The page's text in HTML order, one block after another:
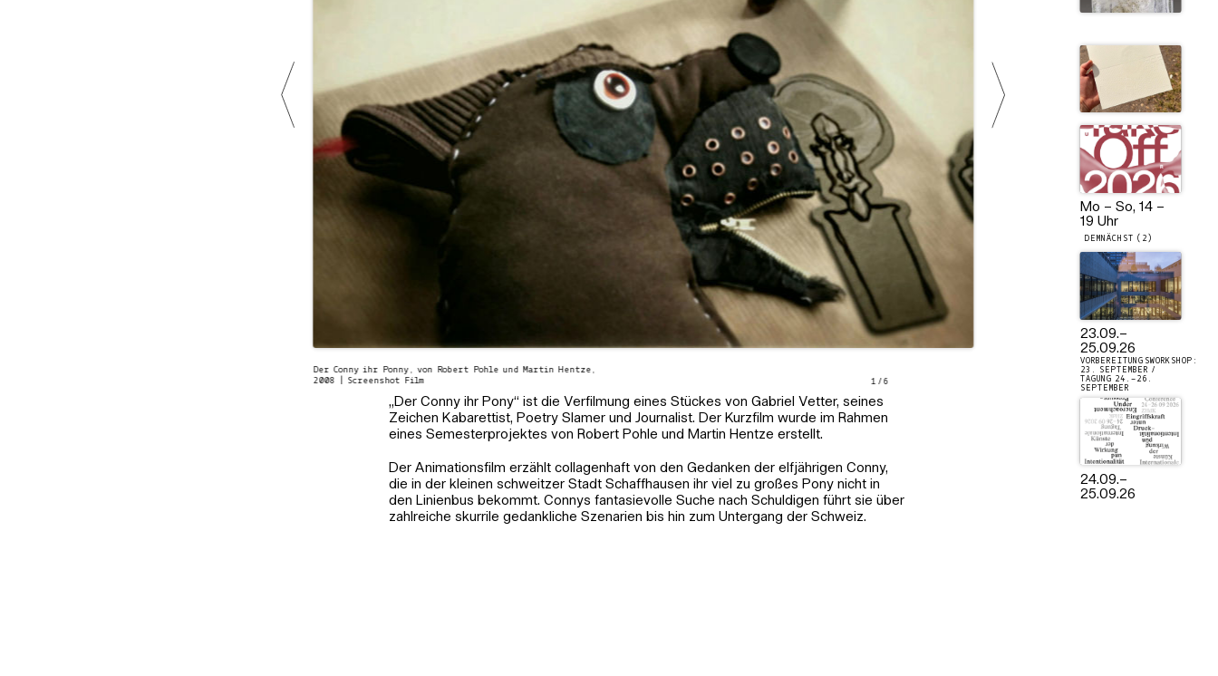
1 / 6
Der Conny ihr Ponny, von Robert Pohle und Martin Hentze,
2008 | Screenshot Film
„Der Conny ihr Pony“ ist die Verfilmung eines Stückes von Gabriel Vetter, seines
Zeichen Kabarettist, Poetry Slamer und Journalist. Der Kurzfilm wurde im Rahmen
eines Semesterprojektes von Robert Pohle und Martin Hentze erstellt.
Der Animationsfilm erzählt collagenhaft von den Gedanken der elfjährigen Conny,
die in der kleinen schweitzer Stadt Schaffhausen ihr viel zu großes Pony nicht in
den Linienbus bekommt. Connys fantasievolle Suche nach Schuldigen führt sie über
zahlreiche skurrile gedankliche Szenarien bis hin zum Untergang der Schweiz.
Mo – So, 14 –
19 Uhr
DEMNÄCHST (2)
23.09.–
25.09.26
VORBEREITUNGSWORKSHOP:
23. SEPTEMBER /
TAGUNG 24.–26.
SEPTEMBER
24.09.–
25.09.26